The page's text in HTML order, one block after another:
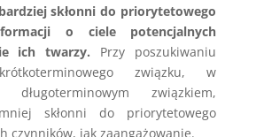
skłonni do priorytetowego
o ciele potencjalnych
ich twarzy. Przy poszukiwaniu
związku, w
związkiem,
skłonni do priorytetowego
czynników, jak zaangażowanie.